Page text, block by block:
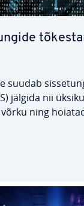
suudab
jälgida nii
ning